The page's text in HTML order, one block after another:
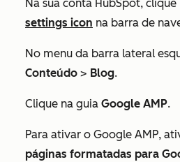
Na sua conta HubSpot,
settings icon na barra de
No menu da barra lateral
Conteúdo > Blog.
Clique na guia Google AMP.
Para ativar o Google AMP,
páginas formatadas para